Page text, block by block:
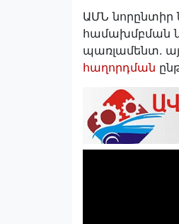
ԱՄՆ նորընտիր
համախմբման
պառլամենտ.
հաղորդման